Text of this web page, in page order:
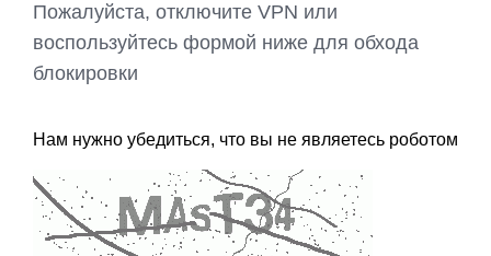
Пожалуйста, отключите VPN или
воспользуйтесь формой ниже для обхода
блокировки
Нам нужно убедиться, что вы не являетесь роботом